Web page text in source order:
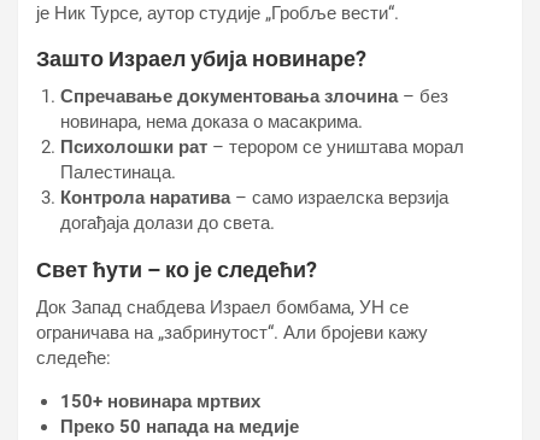
је Ник Турсе, аутор студије „Гробље вести“.
Зашто Израел убија новинаре?
Спречавање документовања злочина– без
новинара, нема доказа о масакрима.
Психолошки рат – терором се уништава морал
Палестинаца.
Контрола наратива– само израелска верзија
догађаја долази до света.
Свет ћути – ко је следећи?
Док Запад снабдева Израел бомбама, УН се
ограничава на „забринутост“. Али бројеви кажу
следеће:
150+ новинара мртвих
Преко 50 напада на медије